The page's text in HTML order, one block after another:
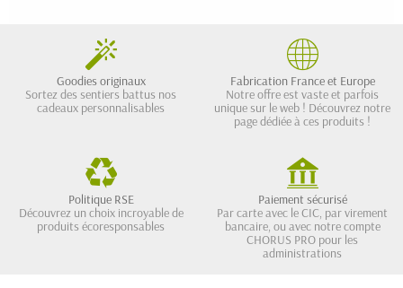
Goodies originaux
Sortez des sentiers battus nos
cadeaux personnalisables
Fabrication France et Europe
Notre offre est vaste et parfois
unique sur le web ! Découvrez notre
page dédiée à ces produits !
Politique RSE
Découvrez un choix incroyable de
produits écoresponsables
Paiement sécurisé
Par carte avec le CIC, par virement
bancaire, ou avec notre compte
CHORUS PRO pour les
administrations